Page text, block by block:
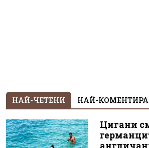
НАЙ-ЧЕТЕНИ НАЙ-
Цигани